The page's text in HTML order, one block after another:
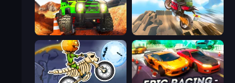
Offroad Life 3D Cartoon Moto Stunt